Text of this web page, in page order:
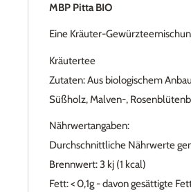
MBP Pitta BIO
Eine Kräuter-
Kräutertee
Zutaten:Aus biologischem
Süßholz, Malven-,
Nährwertangaben:
Durchschnittliche Nährwerte
Brennwert: 3 kj (1 kcal)
Fett: < 0,1g - davon gesättigte